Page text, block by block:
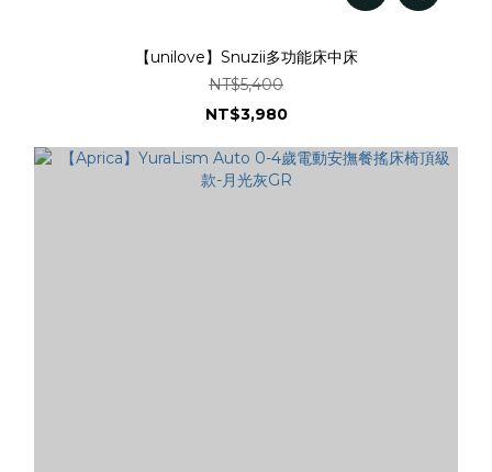
【unilove】Snuzii多功能床中床
NT$5,400
NT$3,980